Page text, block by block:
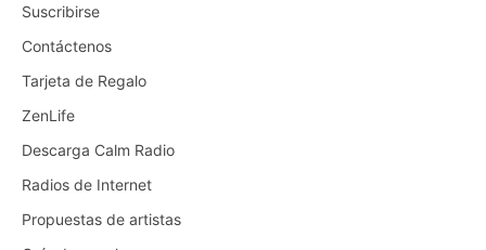
Suscribirse
Contáctenos
Tarjeta de Regalo
ZenLife
Descarga Calm Radio
Radios de Internet
Propuestas de artistas